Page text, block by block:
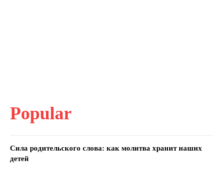
Popular
Сила родительского слова: как молитва хранит наших
детей